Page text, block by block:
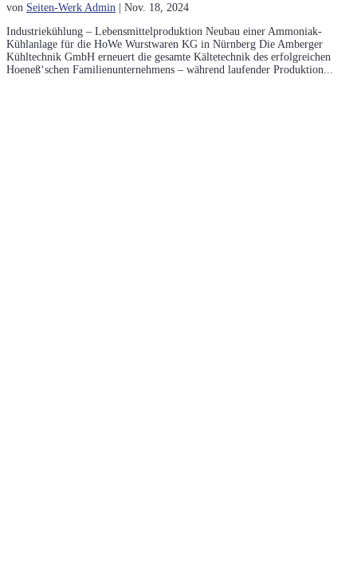
von Seiten-Werk Admin
Nov. 18, 2024
Industriekühlung – Lebensmittelproduktion Neubau einer Ammoniak-
Kühlanlage für die HoWe Wurstwaren KG in Nürnberg Die Amberger
Kühltechnik GmbH erneuert die gesamte Kältetechnik des erfolgreichen
Hoeneß‘schen Familienunternehmens – während laufender Produktion...